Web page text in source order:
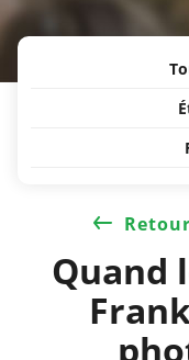
Quand